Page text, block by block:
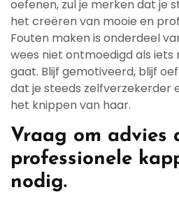
oefenen, zul je merken dat je
het creëren van mooie en
Fouten maken is onderdeel
wees niet ontmoedigd als
gaat. Blijf gemotiveerd, blijf
dat je steeds zelfverzekerder
het knippen van haar.
Vraag om advies
professionele
nodig.